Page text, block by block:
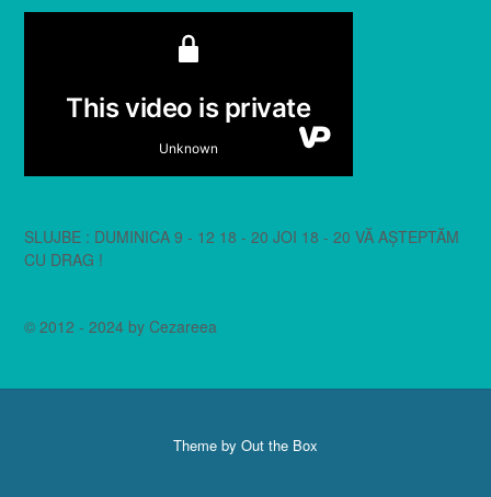
SLUJBE : DUMINICA 9 - 12 18 - 20 JOI 18 - 20 VĂ AȘTEPTĂM
CU DRAG !
© 2012 - 2024 by Cezareea
Theme by Out the Box